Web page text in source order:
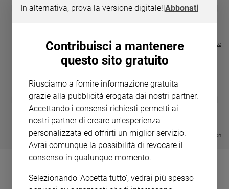
Società
Ambiente
Volontariato
❮
GBABY
€ 34,80 € 21,90 37%
FAMIGLIA CRISTIANA
€ 104,00 € 83,00 20%
GBABY
Visualizza tutte le riviste
LE GRANDI BASILICHE ITALIANE
- VOL DA 1 AL 5
€ 64,50
DIARIO G 2026-27
€ 8,90
- € 8,90
COLLANA
Visualizza tutte le collection
In alternativa, prova la versione digitale!|Abbonati
Contribuisci a mantenere
questo sito gratuito
Riusciamo a fornire informazione gratuita
grazie alla pubblicità erogata dai nostri partner.
Accettando i consensi richiesti permetti ai
nostri partner di creare un'esperienza
personalizzata ed offrirti un miglior servizio.
Avrai comunque la possibilità di revocare il
consenso in qualunque momento.
Selezionando 'Accetta tutto', vedrai più spesso